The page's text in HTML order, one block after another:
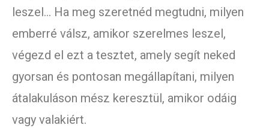
leszel… Ha meg szeretnéd megtudni, milyen
emberré válsz, amikor szerelmes leszel,
végezd el ezt a tesztet, amely segít neked
gyorsan és pontosan megállapítani, milyen
átalakuláson mész keresztül, amikor odáig
vagy valakiért.